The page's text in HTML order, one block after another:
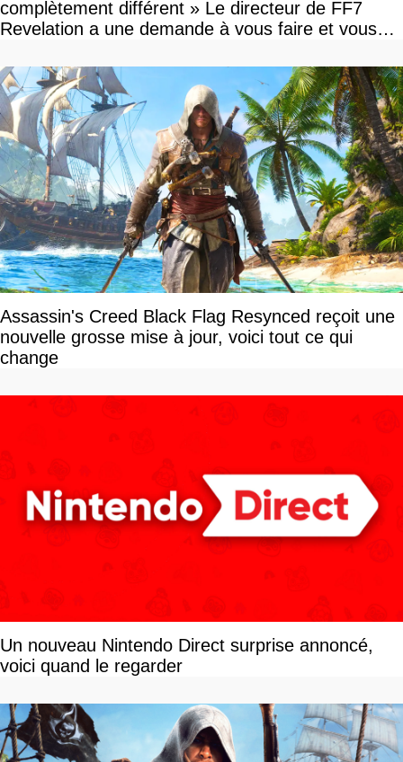
complètement différent » Le directeur de FF7
Revelation a une demande à vous faire et vous
Assassin's Creed Black Flag Resynced reçoit une
nouvelle grosse mise à jour, voici tout ce qui
change
Un nouveau Nintendo Direct surprise annoncé,
voici quand le regarder